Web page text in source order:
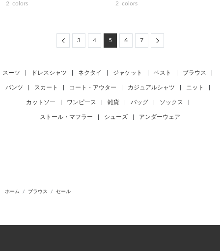
2 colors 2 colors
Previous
3 4 5 6 7 Next
スーツ ドレスシャツ ネクタイ ジャケット ベスト ブラウス
パンツ スカート コート・アウター カジュアルシャツ ニット
カットソー ワンピース 雑貨 バッグ ソックス
ストール・マフラー シューズ アンダーウェア
ホーム ブラウス セール